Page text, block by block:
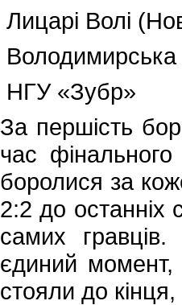
Лицарі Волі
НГУ «Зубр»
За першість
час
боролися за
2:2 до останніх
самих
єдиний
стояли до